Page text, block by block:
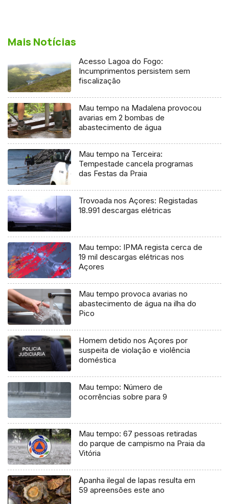
Mais Notícias
Acesso Lagoa do Fogo:
Incumprimentos persistem sem
fiscalização
Mau tempo na Madalena provocou
avarias em 2 bombas de
abastecimento de água
Mau tempo na Terceira:
Tempestade cancela programas
das Festas da Praia
Trovoada nos Açores: Registadas
18.991 descargas elétricas
Mau tempo: IPMA regista cerca de
19 mil descargas elétricas nos
Açores
Mau tempo provoca avarias no
abastecimento de água na ilha do
Pico
Homem detido nos Açores por
suspeita de violação e violência
doméstica
Mau tempo: Número de
ocorrências sobre para 9
Mau tempo: 67 pessoas retiradas
do parque de campismo na Praia da
Vitória
Apanha ilegal de lapas resulta em
59 apreensões este ano